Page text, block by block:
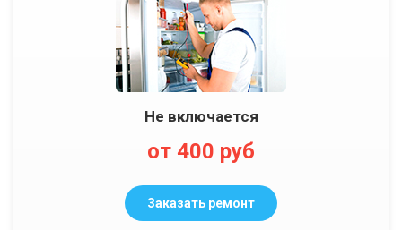
Не включается
от 400 руб
Заказать ремонт